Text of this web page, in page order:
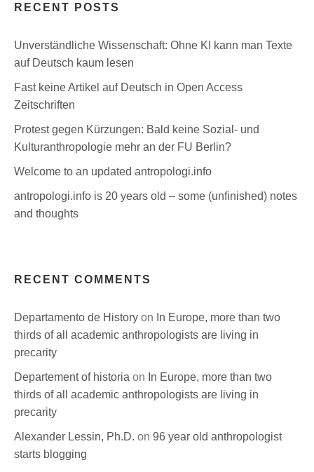
RECENT POSTS
Unverständliche Wissenschaft: Ohne KI kann man Texte
auf Deutsch kaum lesen
Fast keine Artikel auf Deutsch in Open Access
Zeitschriften
Protest gegen Kürzungen: Bald keine Sozial- und
Kulturanthropologie mehr an der FU Berlin?
Welcome to an updated antropologi.info
antropologi.info is 20 years old – some (unfinished) notes
and thoughts
RECENT COMMENTS
Departamento de History on In Europe, more than two
thirds of all academic anthropologists are living in
precarity
Departement of historia on In Europe, more than two
thirds of all academic anthropologists are living in
precarity
Alexander Lessin, Ph.D. on 96 year old anthropologist
starts blogging